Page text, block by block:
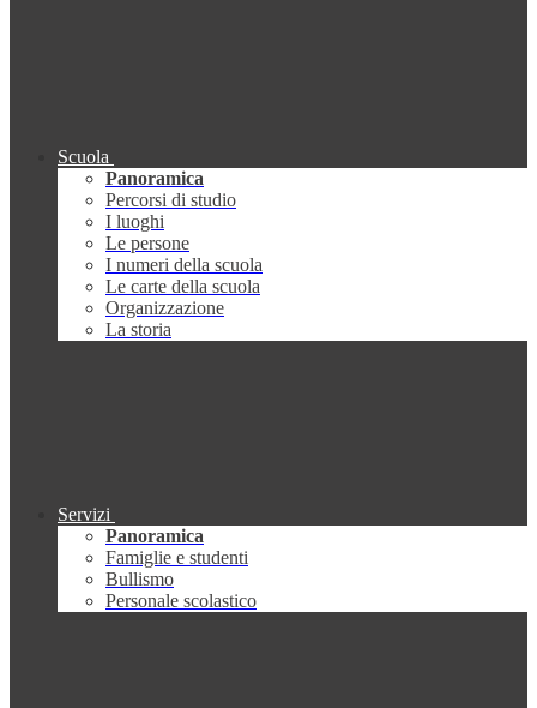
Scuola
Panoramica
Percorsi di studio
I luoghi
Le persone
I numeri della scuola
Le carte della scuola
Organizzazione
La storia
Servizi
Panoramica
Famiglie e studenti
Bullismo
Personale scolastico